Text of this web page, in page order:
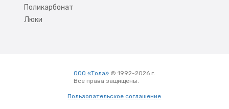
Поликарбонат
Люки
ООО «Тола»© 1992-2026 г.
Все права защищены.
Пользовательское соглашение